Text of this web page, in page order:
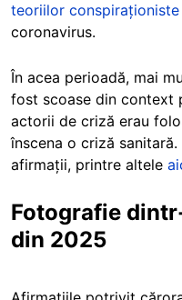
teoriilor conspiraționiste
coronavirus.
În acea perioadă, mai
fost scoase din context
actorii de criză erau
înscena o criză
afirmații, printre altele
Fotografie
din 2025